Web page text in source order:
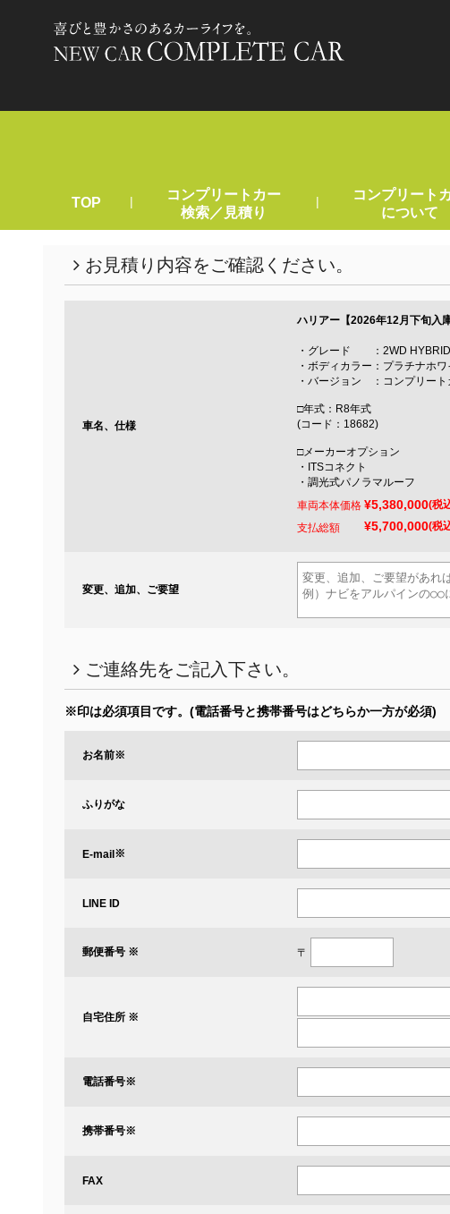
TOP |
コンプリートカー
検索／見積り
|
コンプリート
について
お見積り内容をご確認ください。
車名、仕様
ハリアー【2026年12月下旬入
・グレード ：2WD HYBRID
・ボディカラー：プラチナホ
・バージョン ：コンプリート
□年式：R8年式
(コード：18682)
□メーカーオプション
・ITSコネクト
・調光式パノラマルーフ
車両本体価格 ¥5,380,000(税
支払総額 ¥5,700,000(税
変更、追加、ご要望
ご連絡先をご記入下さい。
※印は必須項目です。 (電話番号と携帯番号はどちらか一方が必須)
お名前※
ふりがな
E-mail※
LINE ID
郵便番号 ※ 〒
自宅住所 ※
電話番号※
携帯番号※
FAX